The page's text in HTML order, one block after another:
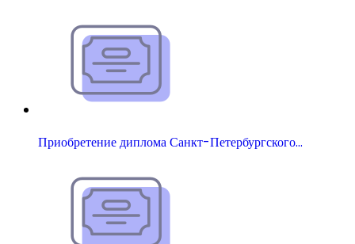
Приобретение диплома Санкт-Петербургского…